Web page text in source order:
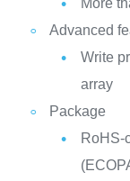
More
Advanced
Write
array
Package
RoHS-